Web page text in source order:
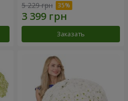
5 229 грн
Заказать